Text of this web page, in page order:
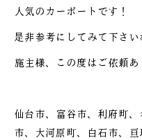
人気のカーポートです！
是非参考にしてみて下さ
施主様、この度はご依頼
仙台市、富谷市、利府町
市、大河原町、白石市、